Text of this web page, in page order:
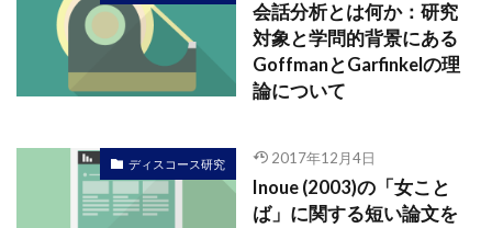
会話分析とは何か：研究
対象と学問的背景にある
GoffmanとGarfinkelの理
論について
ディスコース研究 2017年12月4日
Inoue (2003)の「女こと
ば」に関する短い論文を